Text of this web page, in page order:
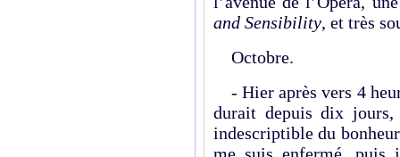
and Sensibility, et très
Octobre.
- Hier après vers 4
durait depuis dix
indescriptible du